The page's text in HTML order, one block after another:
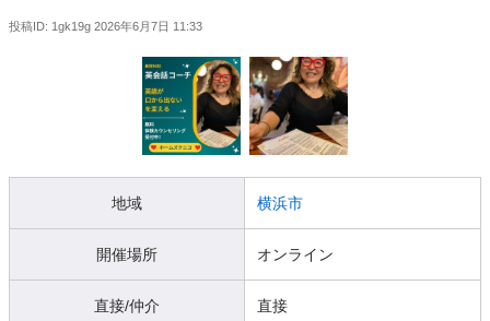
投稿ID: 1gk19g 2026年6月7日 11:33
地域 横浜市
開催場所 オンライン
直接/仲介 直接